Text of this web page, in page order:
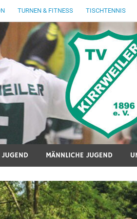
TURNEN & FITNESS TISCHTENNIS
MÄNNLICHE JUGEND